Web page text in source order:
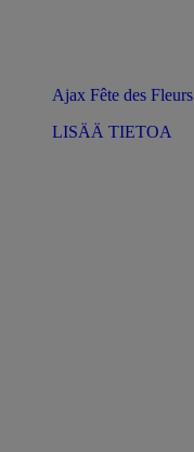
Ajax Fête des Fleurs
LISÄÄ TIETOA